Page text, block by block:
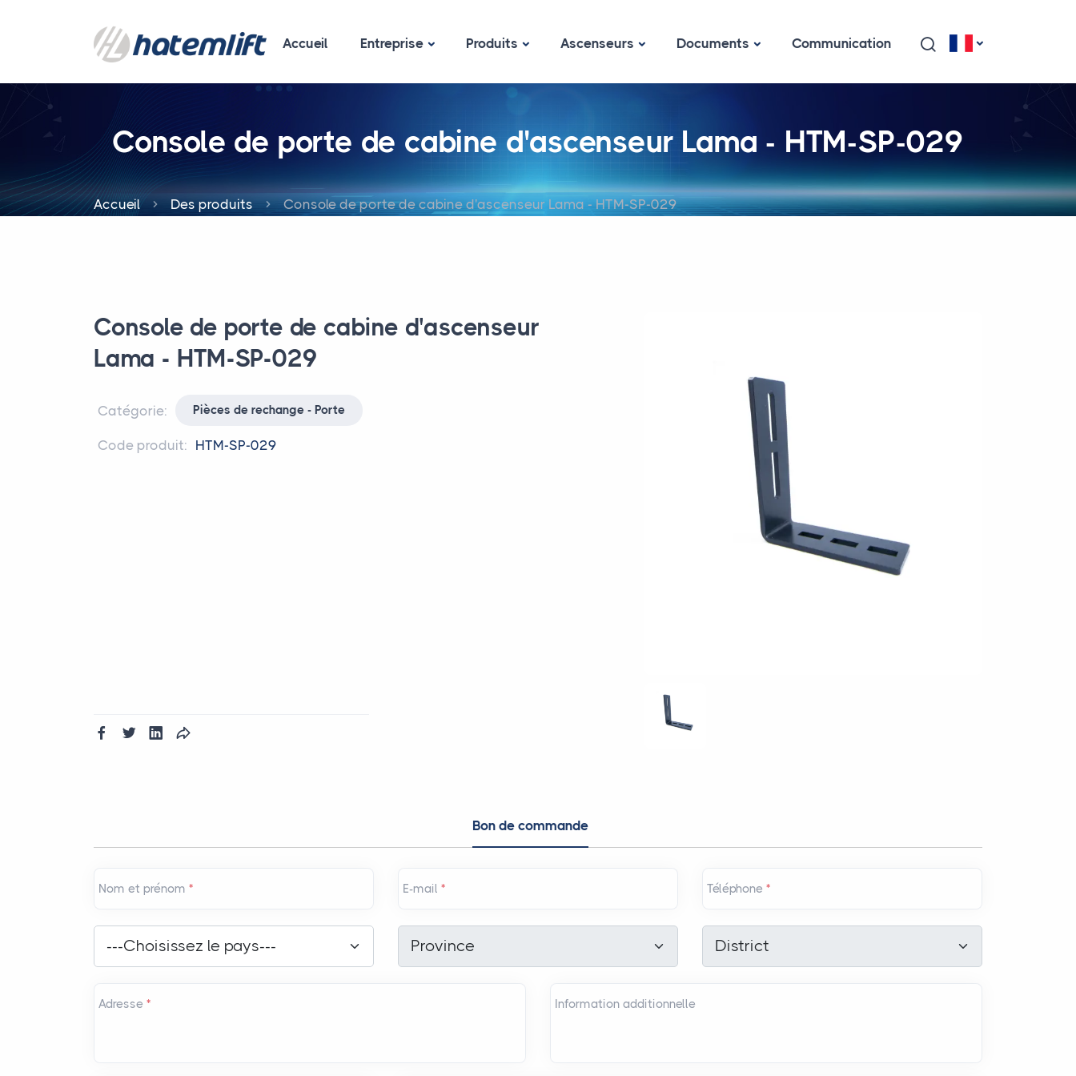
Accueil Entreprise Produits Ascenseurs Documents Communication
Console de porte de cabine d'ascenseur Lama - HTM-SP-029
Accueil Des produits Console de porte de cabine d'ascenseur Lama - HTM-SP-029
Console de porte de cabine d'ascenseur
Lama - HTM-SP-029
Catégorie: Pièces de rechange - Porte
Code produit: HTM-SP-029
Bon de commande
Nom et prénom * E-mail * Téléphone *
---Choisissez le pays--- Province District
Adresse * Information additionnelle